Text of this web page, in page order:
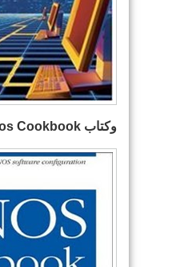
وكتاب Junos Cookbook